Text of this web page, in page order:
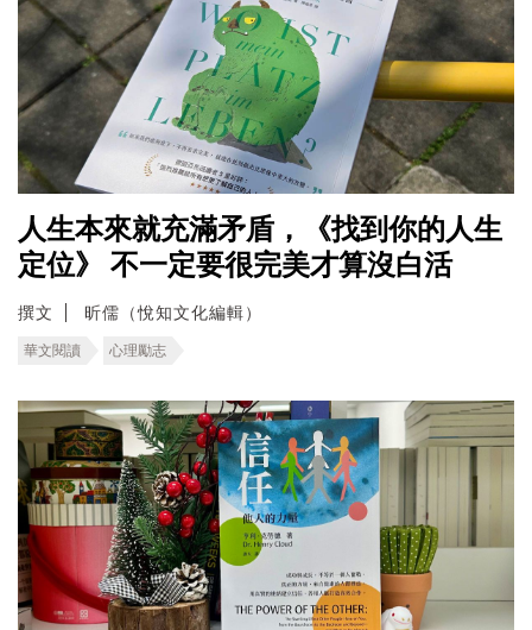
人生本來就充滿矛盾，《找到你的人生
定位》 不一定要很完美才算沒白活
撰文 昕儒（悅知文化編輯）
華文閱讀 心理勵志